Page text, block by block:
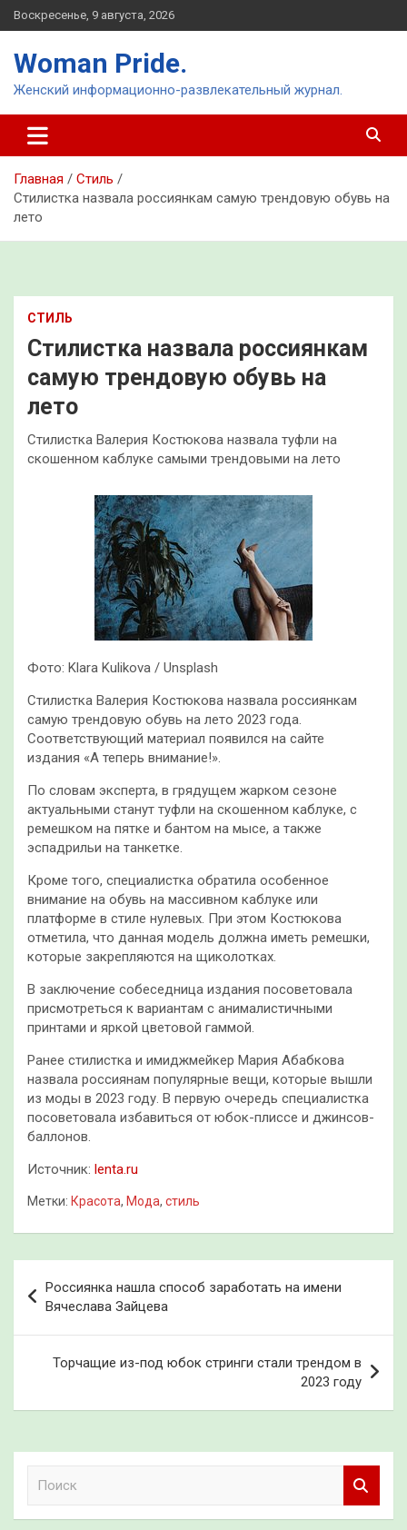
Перейти
к
Воскресенье, 9 августа, 2026
Woman Pride.
Женский информационно-развлекательный журнал.
Главная
Стиль
Стилистка назвала россиянкам самую трендовую обувь на
лето
СТИЛЬ
Стилистка назвала россиянкам
самую трендовую обувь на
лето
Стилистка Валерия Костюкова назвала туфли на
скошенном каблуке самыми трендовыми на лето
Фото: Klara Kulikova / Unsplash
Стилистка Валерия Костюкова назвала россиянкам
самую трендовую обувь на лето 2023 года.
Соответствующий материал появился на сайте
издания «А теперь внимание!».
По словам эксперта, в грядущем жарком сезоне
актуальными станут туфли на скошенном каблуке, с
ремешком на пятке и бантом на мысе, а также
эспадрильи на танкетке.
Кроме того, специалистка обратила особенное
внимание на обувь на массивном каблуке или
платформе в стиле нулевых. При этом Костюкова
отметила, что данная модель должна иметь ремешки,
которые закрепляются на щиколотках.
В заключение собеседница издания посоветовала
присмотреться к вариантам с анималистичными
принтами и яркой цветовой гаммой.
Ранее стилистка и имиджмейкер Мария Абабкова
назвала россиянам популярные вещи, которые вышли
из моды в 2023 году. В первую очередь специалистка
посоветовала избавиться от юбок-плиссе и джинсов-
баллонов.
Источник: lenta.ru
Метки: Красота, Мода, стиль
по
записям
Россиянка нашла способ заработать на имени
Вячеслава Зайцева
Торчащие из-под юбок стринги стали трендом в
2023 году